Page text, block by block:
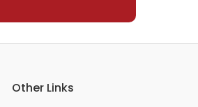
Other Links